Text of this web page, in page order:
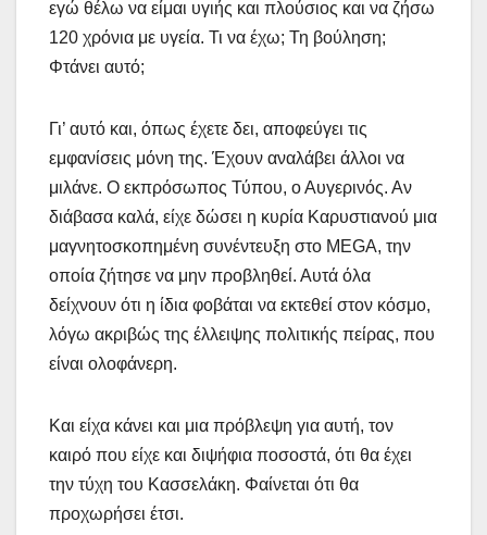
εγώ θέλω να είμαι υγιής και πλούσιος και να ζήσω
120 χρόνια με υγεία. Τι να έχω; Τη βούληση;
Φτάνει αυτό;
Γι’ αυτό και, όπως έχετε δει, αποφεύγει τις
εμφανίσεις μόνη της. Έχουν αναλάβει άλλοι να
μιλάνε. Ο εκπρόσωπος Τύπου, ο Αυγερινός. Αν
διάβασα καλά, είχε δώσει η κυρία Καρυστιανού μια
μαγνητοσκοπημένη συνέντευξη στο MEGA, την
οποία ζήτησε να μην προβληθεί. Αυτά όλα
δείχνουν ότι η ίδια φοβάται να εκτεθεί στον κόσμο,
λόγω ακριβώς της έλλειψης πολιτικής πείρας, που
είναι ολοφάνερη.
Και είχα κάνει και μια πρόβλεψη για αυτή, τον
καιρό που είχε και διψήφια ποσοστά, ότι θα έχει
την τύχη του Κασσελάκη. Φαίνεται ότι θα
προχωρήσει έτσι.